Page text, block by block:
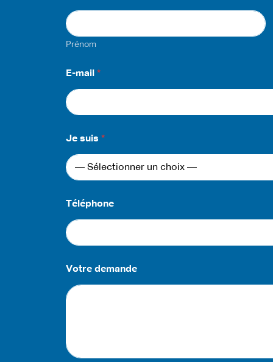
s
u
iPrénom
E-mail *
Je suis *
Téléphone
Votre demande